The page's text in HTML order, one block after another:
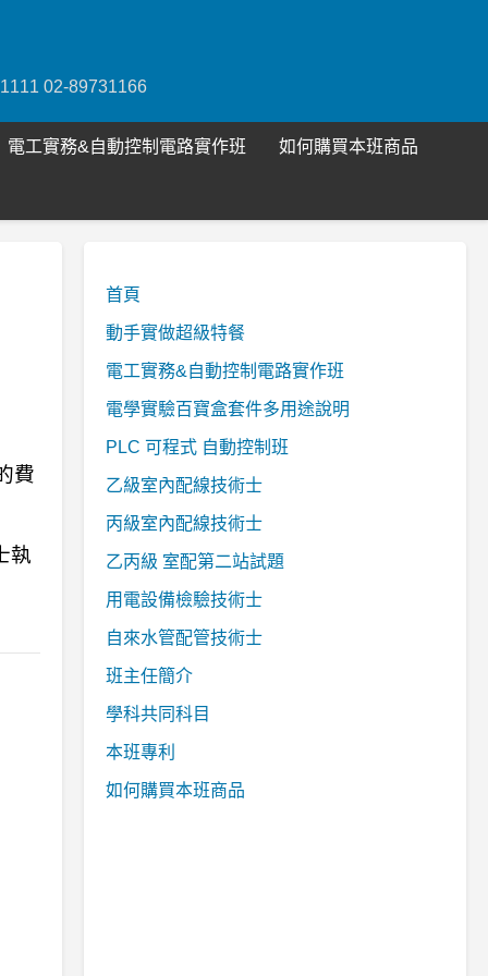
02-89731166
電工實務&自動控制電路實作班 如何購買本班商品
費
執
首頁
動手實做超級特餐
電工實務&自動控制電路實作班
電學實驗百寶盒套件多用途說明
PLC 可程式 自動控制班
乙級室內配線技術士
丙級室內配線技術士
乙丙級 室配第二站試題
用電設備檢驗技術士
自來水管配管技術士
班主任簡介
學科共同科目
本班專利
如何購買本班商品